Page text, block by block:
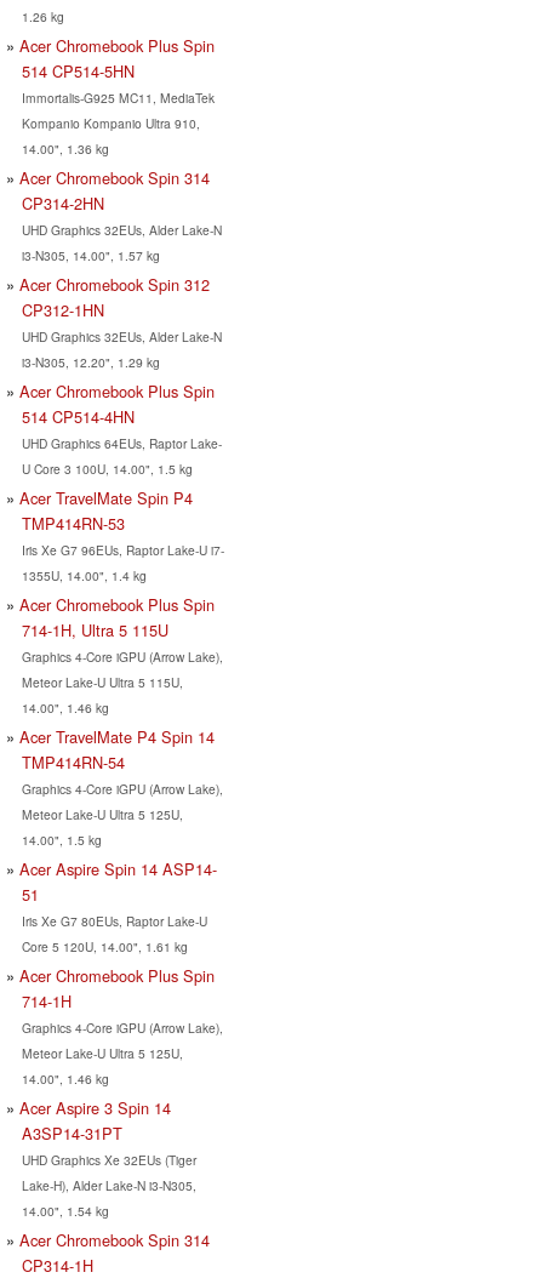
1.26 kg
Acer Chromebook Plus Spin
514 CP514-5HN
Immortalis-G925 MC11, MediaTek
Kompanio Kompanio Ultra 910,
14.00", 1.36 kg
Acer Chromebook Spin 314
CP314-2HN
UHD Graphics 32EUs, Alder Lake-N
i3-N305, 14.00", 1.57 kg
Acer Chromebook Spin 312
CP312-1HN
UHD Graphics 32EUs, Alder Lake-N
i3-N305, 12.20", 1.29 kg
Acer Chromebook Plus Spin
514 CP514-4HN
UHD Graphics 64EUs, Raptor Lake-
U Core 3 100U, 14.00", 1.5 kg
Acer TravelMate Spin P4
TMP414RN-53
Iris Xe G7 96EUs, Raptor Lake-U i7-
1355U, 14.00", 1.4 kg
Acer Chromebook Plus Spin
714-1H, Ultra 5 115U
Graphics 4-Core iGPU (Arrow Lake),
Meteor Lake-U Ultra 5 115U,
14.00", 1.46 kg
Acer TravelMate P4 Spin 14
TMP414RN-54
Graphics 4-Core iGPU (Arrow Lake),
Meteor Lake-U Ultra 5 125U,
14.00", 1.5 kg
Acer Aspire Spin 14 ASP14-
51
Iris Xe G7 80EUs, Raptor Lake-U
Core 5 120U, 14.00", 1.61 kg
Acer Chromebook Plus Spin
714-1H
Graphics 4-Core iGPU (Arrow Lake),
Meteor Lake-U Ultra 5 125U,
14.00", 1.46 kg
Acer Aspire 3 Spin 14
A3SP14-31PT
UHD Graphics Xe 32EUs (Tiger
Lake-H), Alder Lake-N i3-N305,
14.00", 1.54 kg
Acer Chromebook Spin 314
CP314-1H